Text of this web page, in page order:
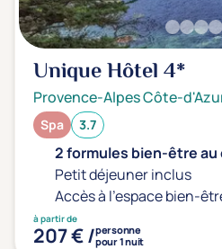
Unique Hôtel4*
Provence-Alpes Côte-
Spa 3.7
2 formules bien-être au
Petit déjeuner inclus
Accès à l'espace bien-
à partir de
207 € /personne
pour 1 nuit